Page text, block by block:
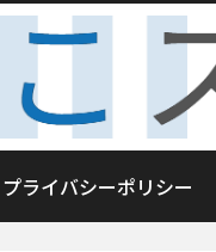
プライバシーポリシー